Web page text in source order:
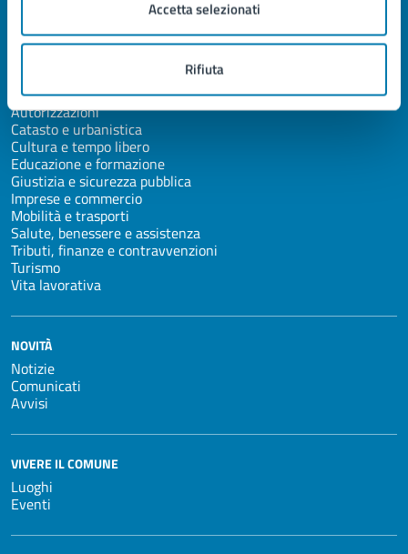
Accetta selezionati
Rifiuta
Agricoltura e pesca
Appalti pubblici
Autorizzazioni
Catasto e urbanistica
Cultura e tempo libero
Educazione e formazione
Giustizia e sicurezza pubblica
Imprese e commercio
Mobilità e trasporti
Salute, benessere e assistenza
Tributi, finanze e contravvenzioni
Turismo
Vita lavorativa
NOVITÀ
Notizie
Comunicati
Avvisi
VIVERE IL COMUNE
Luoghi
Eventi